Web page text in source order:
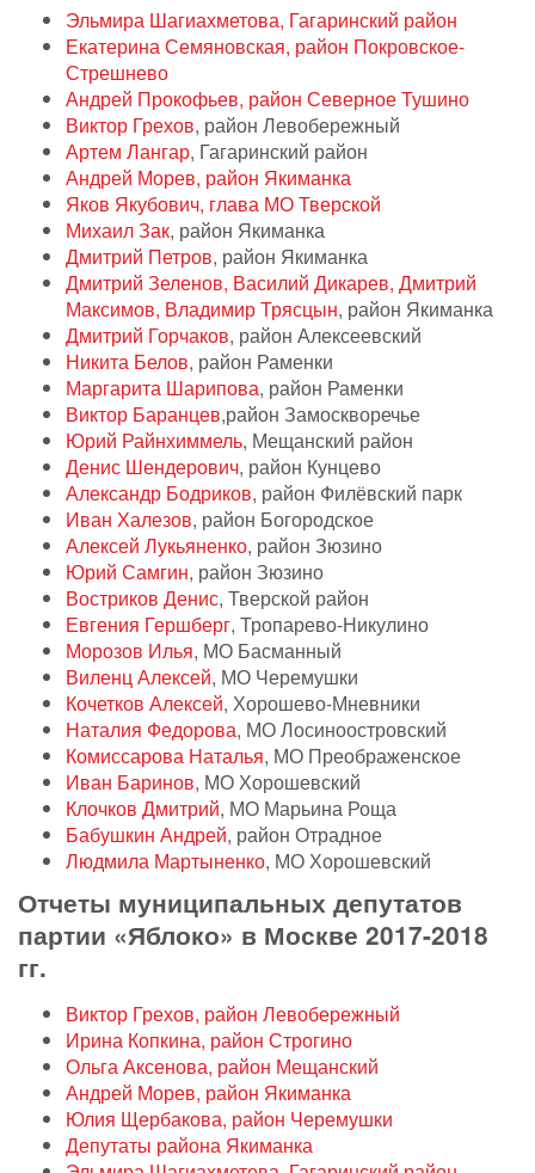
Эльмира Шагиахметова, Гагаринский район
Екатерина Семяновская, район Покровское-
Стрешнево
Андрей Прокофьев, район Северное Тушино
Виктор Грехов, район Левобережный
Артем Лангар, Гагаринский район
Андрей Морев, район Якиманка
Яков Якубович, глава МО Тверской
Михаил Зак, район Якиманка
Дмитрий Петров, район Якиманка
Дмитрий Зеленов, Василий Дикарев, Дмитрий
Максимов, Владимир Трясцын, район Якиманка
Дмитрий Горчаков, район Алексеевский
Никита Белов, район Раменки
Маргарита Шарипова, район Раменки
Виктор Баранцев,район Замоскворечье
Юрий Райнхиммель, Мещанский район
Денис Шендерович, район Кунцево
Александр Бодриков, район Филёвский парк
Иван Халезов, район Богородское
Алексей Лукьяненко, район Зюзино
Юрий Самгин, район Зюзино
Востриков Денис, Тверской район
Евгения Гершберг, Тропарево-Никулино
Морозов Илья, МО Басманный
Виленц Алексей, МО Черемушки
Кочетков Алексей, Хорошево-Мневники
Наталия Федорова, МО Лосиноостровский
Комиссарова Наталья, МО Преображенское
Иван Баринов, МО Хорошевский
Клочков Дмитрий, МО Марьина Роща
Бабушкин Андрей, район Отрадное
Людмила Мартыненко, МО Хорошевский
Отчеты муниципальных депутатов
партии «Яблоко» в Москве 2017-2018
гг.
Виктор Грехов, район Левобережный
Ирина Копкина, район Строгино
Ольга Аксенова, район Мещанский
Андрей Морев, район Якиманка
Юлия Щербакова, район Черемушки
Депутаты района Якиманка